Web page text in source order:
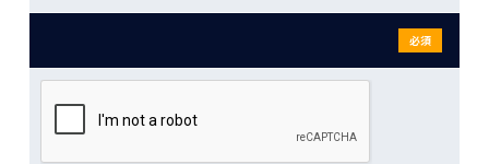
必須